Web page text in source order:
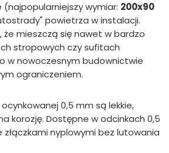
(najpopularniejszy wymiar: 200x90
powietrza w instalacji.
że mieszczą się nawet w bardzo
stropowych czy sufitach
w nowoczesnym budownictwie
ograniczeniem.
0,5 mm są lekkie,
korozję. Dostępne w odcinkach 0,5
złączkami nyplowymi bez lutowania